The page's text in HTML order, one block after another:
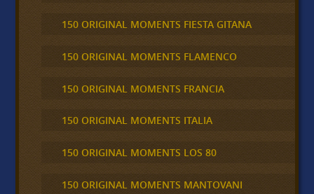
150 ORIGINAL MOMENTS FIESTA GITANA
150 ORIGINAL MOMENTS FLAMENCO
150 ORIGINAL MOMENTS FRANCIA
150 ORIGINAL MOMENTS ITALIA
150 ORIGINAL MOMENTS LOS 80
150 ORIGINAL MOMENTS MANTOVANI